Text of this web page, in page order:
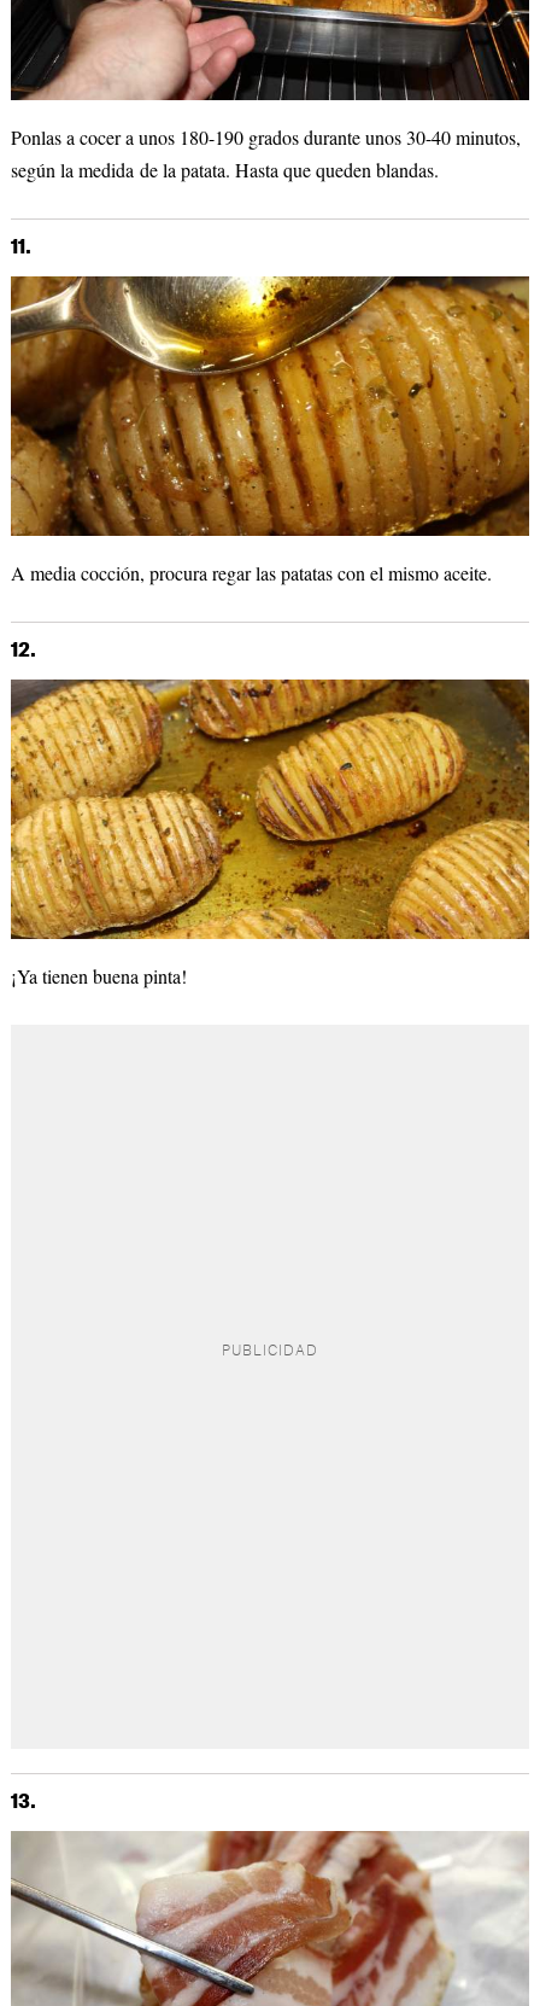
Ponlas a cocer a unos 180-190 grados durante unos 30-40 minutos,
según la medida de la patata. Hasta que queden blandas.
11.
A media cocción, procura regar las patatas con el mismo aceite.
12.
¡Ya tienen buena pinta!
13.